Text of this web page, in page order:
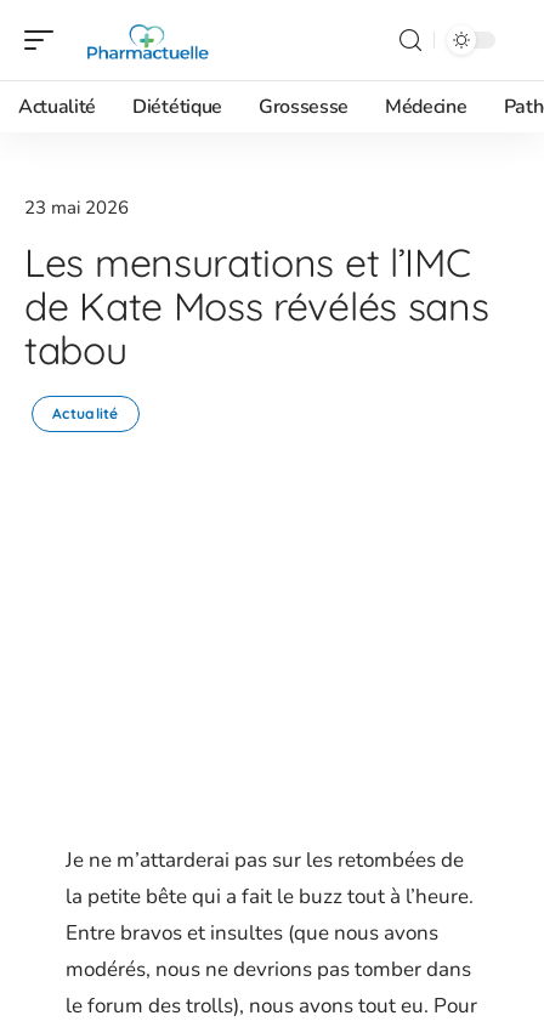
Actualité Diététique Grossesse Médecine
23 mai 2026
Les mensurations et l’IMC
de Kate Moss révélés sans
tabou
Actualité
Je ne m’attarderai pas sur les retombées de
la petite bête qui a fait le buzz tout à l’heure.
Entre bravos et insultes (que nous avons
modérés, nous ne devrions pas tomber dans
le forum des trolls), nous avons tout eu. Pour